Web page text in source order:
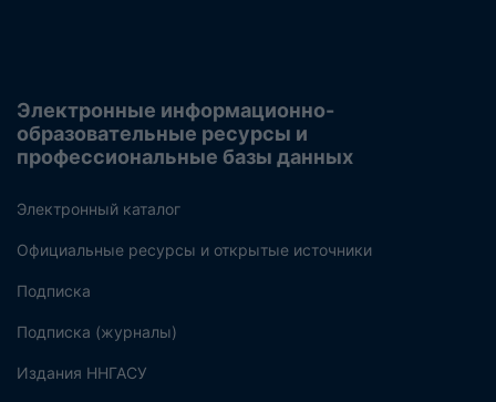
Электронные информационно-
образовательные ресурсы и
профессиональные базы данных
Электронный каталог
Официальные ресурсы и открытые источники
Подписка
Подписка (журналы)
Издания ННГАСУ